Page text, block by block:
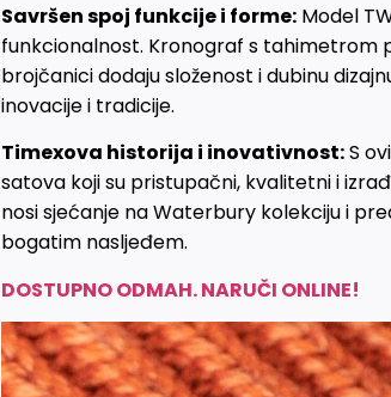
Savršen spoj funkcije i forme: Model
funkcionalnost. Kronograf s tahimetrom
brojčanici dodaju složenost i dubinu
inovacije i tradicije.
Timexova historija i inovativnost:S
satova koji su pristupačni, kvalitetni i
nosi sjećanje na Waterbury kolekciju i
bogatim nasljeđem.
DOSTUPNO ODMAH. NARUČI ONLINE!